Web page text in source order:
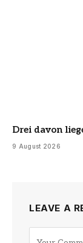
Drei davon
9 August 2026
LEAVE A